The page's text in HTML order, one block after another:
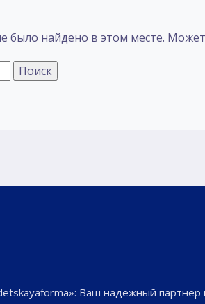
было найдено в этом месте.
Ваш надежный